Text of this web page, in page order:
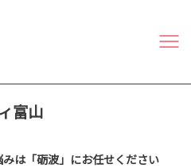
富山
は「砺波」にお任せください